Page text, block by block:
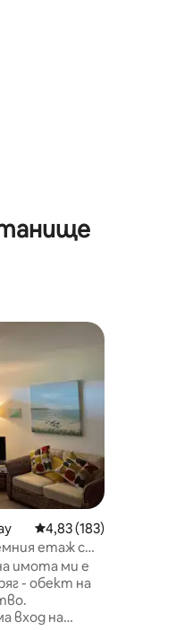
Средна оценка: 4,83
4,83 (183)
етаж с
имота ми е
- обект на
вход на